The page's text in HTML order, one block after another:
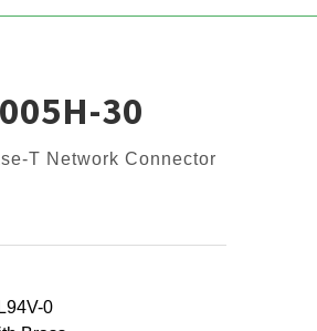
30
T Network Connector
0